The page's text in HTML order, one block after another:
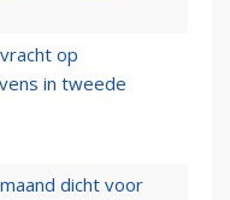
op
in tweede
dicht voor